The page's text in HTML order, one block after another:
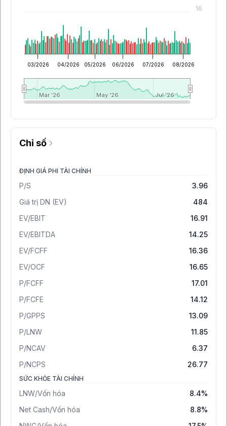
03/2026 04/2026 05/2026 06/2026 07/2026 08/2026
Mar '26
Mar '26 May '26
May '26 Jul '26
Jul '26
16
Chỉ số
ĐỊNH GIÁ PHI TÀI CHÍNH
P/S
3.96
Giá trị DN (EV)
484
EV/EBIT
16.91
EV/EBITDA
14.25
EV/FCFF
16.36
EV/OCF
16.65
P/FCFF
17.01
P/FCFE
14.12
P/GPPS
13.09
P/LNW
11.85
P/NCAV
6.37
P/NCPS
26.77
SỨC KHỎE TÀI CHÍNH
LNW/Vốn hóa
8.4%
Net Cash/Vốn hóa
8.8%